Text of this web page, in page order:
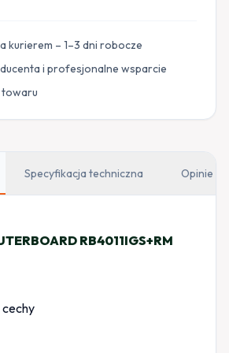
kurierem – 1–3 dni robocze
i profesjonalne wsparcie
towaru
Specyfikacja techniczna Opinie
RB4011IGS+RM